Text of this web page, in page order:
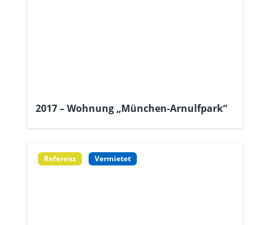
2017 – Wohnung „München-Arnulfpark“
Referenz Vermietet